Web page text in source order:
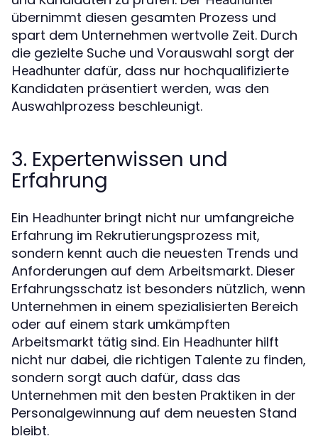
übernimmt diesen gesamten Prozess und
spart dem Unternehmen wertvolle Zeit. Durch
die gezielte Suche und Vorauswahl sorgt der
Headhunter dafür, dass nur hochqualifizierte
Kandidaten präsentiert werden, was den
Auswahlprozess beschleunigt.
3. Expertenwissen und
Erfahrung
Ein Headhunter bringt nicht nur umfangreiche
Erfahrung im Rekrutierungsprozess mit,
sondern kennt auch die neuesten Trends und
Anforderungen auf dem Arbeitsmarkt. Dieser
Erfahrungsschatz ist besonders nützlich, wenn
Unternehmen in einem spezialisierten Bereich
oder auf einem stark umkämpften
Arbeitsmarkt tätig sind. Ein Headhunter hilft
nicht nur dabei, die richtigen Talente zu finden,
sondern sorgt auch dafür, dass das
Unternehmen mit den besten Praktiken in der
Personalgewinnung auf dem neuesten Stand
bleibt.